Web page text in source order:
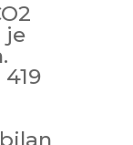
je